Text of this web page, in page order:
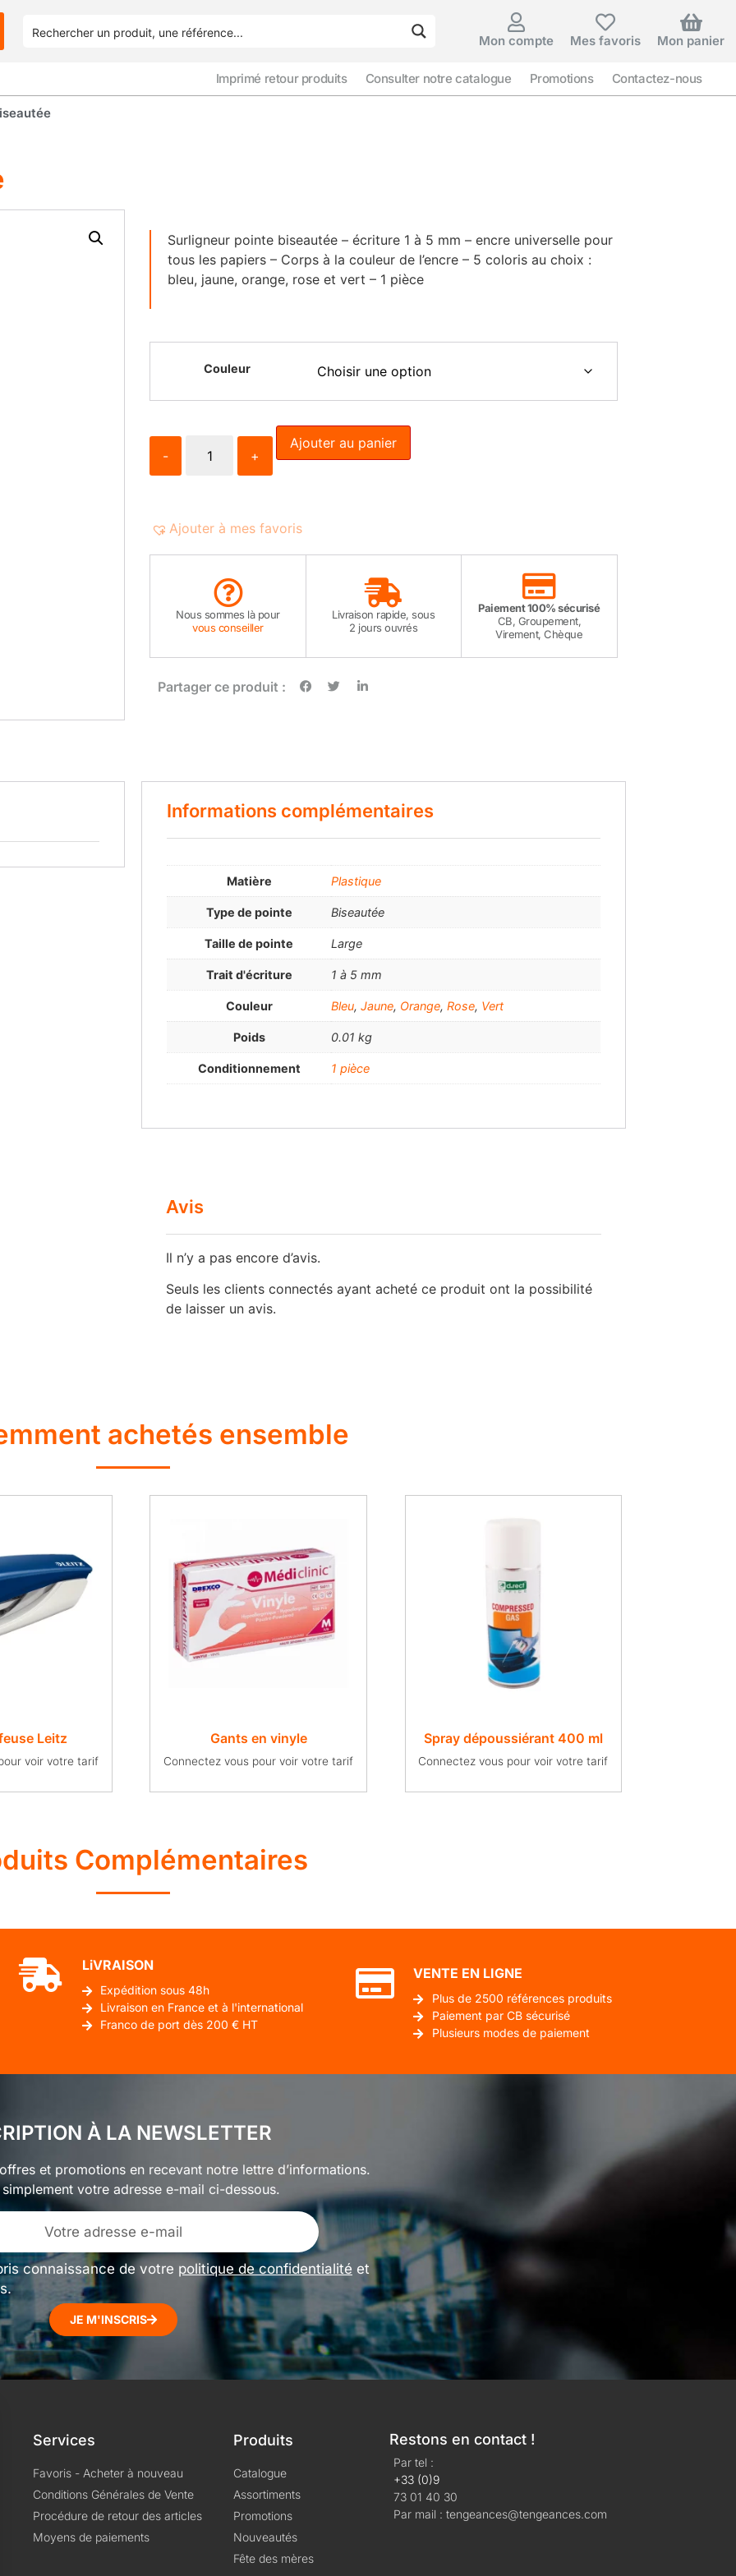
Mon compte Mes favoris Mon panier
Imprimé retour produits Consulter notre catalogue Promotions Contactez-nous
Surligneur pointe biseautée – écriture 1 à 5 mm – encre universelle pour
tous les papiers – Corps à la couleur de l’encre – 5 coloris au choix :
bleu, jaune, orange, rose et vert – 1 pièce
Couleur
- +
Ajouter au panier
Ajouter à mes favoris
Nous sommes là pour
vous conseiller
Livraison rapide, sous
2 jours ouvrés
Paiement 100% sécurisé
CB, Groupement,
Virement, Chèque
Partager ce produit :
Informations complémentaires
Matière Plastique
Type de pointe Biseautée
Taille de pointe Large
Trait d'écriture 1 à 5 mm
Couleur Bleu, Jaune, Orange, Rose, Vert
Poids 0.01 kg
Conditionnement 1 pièce
Avis
Il n’y a pas encore d’avis.
Seuls les clients connectés ayant acheté ce produit ont la possibilité
de laisser un avis.
achetés ensemble
Leitz
voir votre tarif
Gants en vinyle
Connectez vous pour voir votre tarif
Spray dépoussiérant 400 ml
Connectez vous pour voir votre tarif
Complémentaires
LiVRAISON
Expédition sous 48h
Livraison en France et à l'international
Franco de port dès 200 € HT
VENTE EN LIGNE
Plus de 2500 références produits
Paiement par CB sécurisé
Plusieurs modes de paiement
À LA NEWSLETTER
et promotions en recevant notre lettre d’informations.
votre adresse e-mail ci-dessous.
connaissance de votre politique de confidentialité et
JE M'INSCRIS
Services
Favoris - Acheter à nouveau
Conditions Générales de Vente
Procédure de retour des articles
Moyens de paiements
Produits
Catalogue
Assortiments
Promotions
Nouveautés
Fête des mères
Restons en contact !
Par tel :
+33 (0)9
73 01 40 30
Par mail : tengeances@tengeances.com